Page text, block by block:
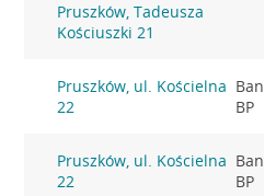
Pruszków, Tadeusza
Kościuszki 21
Pruszków, ul. Kościelna
22
BP
Pruszków, ul. Kościelna
22
BP